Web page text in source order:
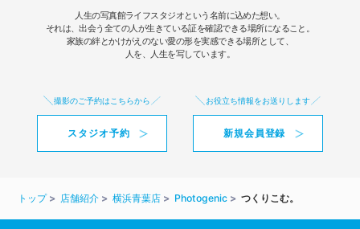
人生の写真館ライフスタジオという名前に込めた想い。
それは、出会う全ての人が生きている証を確認できる場所になること。
家族の絆とかけがえのない愛の形を実感できる場所として、
人を、人生を写しています。
撮影のご予約はこちらから
スタジオ予約
お役立ち情報をお送りします
新規会員登録
トップ 店舗紹介 横浜青葉店 Photogenic つくりこむ。